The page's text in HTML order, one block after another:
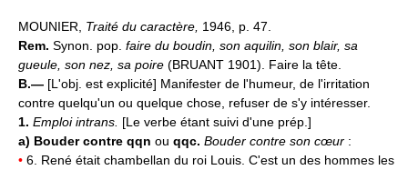
MOUNIER, Traité du caractère, 1946, p. 47.
Rem. Synon. pop. faire du boudin, son aquilin, son blair, sa
gueule, son nez, sa poire (BRUANT 1901). Faire la tête.
B.— [L'obj. est explicité] Manifester de l'humeur, de l'irritation
contre quelqu'un ou quelque chose, refuser de s'y intéresser.
1. Emploi intrans. [Le verbe étant suivi d'une prép.]
a) Bouder contre qqn ou qqc. Bouder contre son cœur :
• 6. René était chambellan du roi Louis. C'est un des hommes les